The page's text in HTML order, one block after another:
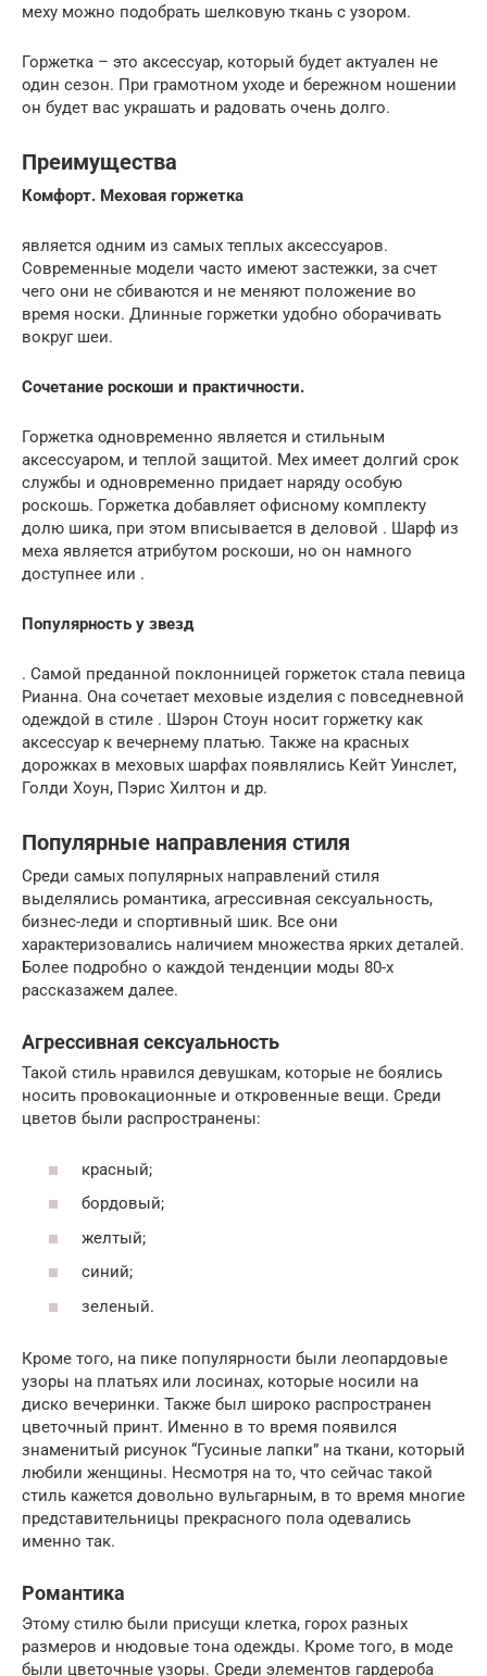
меху можно подобрать шелковую ткань с узором.
Горжетка – это аксессуар, который будет актуален не
один сезон. При грамотном уходе и бережном ношении
он будет вас украшать и радовать очень долго.
Преимущества
Комфорт. Меховая горжетка
является одним из самых теплых аксессуаров.
Современные модели часто имеют застежки, за счет
чего они не сбиваются и не меняют положение во
время носки. Длинные горжетки удобно оборачивать
вокруг шеи.
Сочетание роскоши и практичности.
Горжетка одновременно является и стильным
аксессуаром, и теплой защитой. Мех имеет долгий срок
службы и одновременно придает наряду особую
роскошь. Горжетка добавляет офисному комплекту
долю шика, при этом вписывается в деловой . Шарф из
меха является атрибутом роскоши, но он намного
доступнее или .
Популярность у звезд
. Самой преданной поклонницей горжеток стала певица
Рианна. Она сочетает меховые изделия с повседневной
одеждой в стиле . Шэрон Стоун носит горжетку как
аксессуар к вечернему платью. Также на красных
дорожках в меховых шарфах появлялись Кейт Уинслет,
Голди Хоун, Пэрис Хилтон и др.
Популярные направления стиля
Среди самых популярных направлений стиля
выделялись романтика, агрессивная сексуальность,
бизнес-леди и спортивный шик. Все они
характеризовались наличием множества ярких деталей.
Более подробно о каждой тенденции моды 80-х
рассказажем далее.
Агрессивная сексуальность
Такой стиль нравился девушкам, которые не боялись
носить провокационные и откровенные вещи. Среди
цветов были распространены:
красный;
бордовый;
желтый;
синий;
зеленый.
Кроме того, на пике популярности были леопардовые
узоры на платьях или лосинах, которые носили на
диско вечеринки. Также был широко распространен
цветочный принт. Именно в то время появился
знаменитый рисунок “Гусиные лапки” на ткани, который
любили женщины. Несмотря на то, что сейчас такой
стиль кажется довольно вульгарным, в то время многие
представительницы прекрасного пола одевались
именно так.
Романтика
Этому стилю были присущи клетка, горох разных
размеров и нюдовые тона одежды. Кроме того, в моде
были цветочные узоры. Среди элементов гардероба